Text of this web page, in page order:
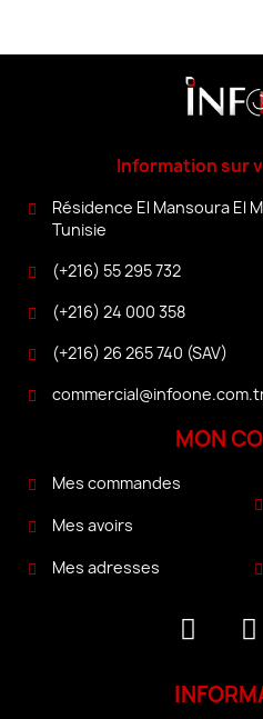
Information sur
Résidence El Mansoura El
Tunisie
(+216) 55 295 732
(+216) 24 000 358
(+216) 26 265 740 (SAV)
MON
Mes commandes
Mes avoirs
Mes adresses